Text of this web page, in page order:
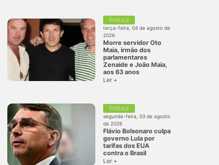
Política
terça-feira, 04 de agosto de
2026
Morre servidor Oto
Maia, irmão dos
parlamentares
Zenaide e João Maia,
aos 63 anos
Ler +
Política
segunda-feira, 03 de agosto
de 2026
Flávio Bolsonaro culpa
governo Lula por
tarifas dos EUA
contra o Brasil
Ler +